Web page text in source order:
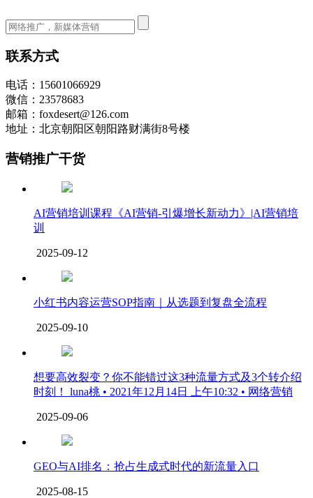
联系方式
电话：15601066929
微信：23578683
邮箱：foxdesert@126.com
地址：北京朝阳区朝阳路财满街8号楼
营销推广干货
AI营销培训课程《AI营销-引爆增长新动力》|AI营销培
训
2025-09-12
小红书内容运营SOP指南｜从选题到复盘全流程
2025-09-10
想要高效裂变？你不能错过这3种流量方式及3个转介绍
时刻！ luna桃 • 2021年12月14日 上午10:32 • 网络营销
2025-09-06
GEO与AI排名：抢占生成式时代的新流量入口
2025-08-15